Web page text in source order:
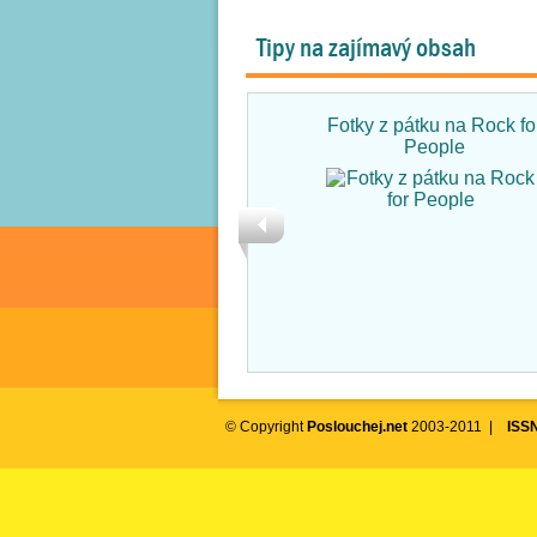
Tipy na zajímavý obsah
Fotky z pátku na Rock
People
© Copyright Poslouchej.net 2003-2011 |